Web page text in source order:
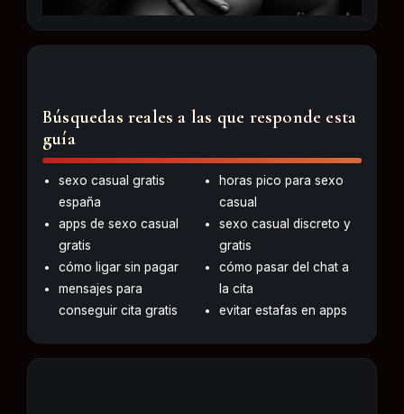
Búsquedas reales a las que responde esta
guía
sexo casual gratis
españa
apps de sexo casual
gratis
cómo ligar sin pagar
mensajes para
conseguir cita gratis
horas pico para sexo
casual
sexo casual discreto y
gratis
cómo pasar del chat a
la cita
evitar estafas en apps